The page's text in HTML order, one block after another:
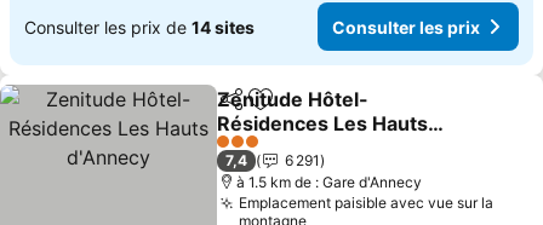
Consulter les prix de 14 sites Consulter les prix
PartagerAjouter à mes favoris
Zenitude Hôtel-
Résidences Les Hauts
d'Annecy
3 Étoiles
7,4
6 291
à 1.5 km de : Gare d'Annecy
Emplacement paisible avec vue sur la
montagne